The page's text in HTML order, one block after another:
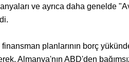
ve ayrıca daha genelde
finansman planlarının borç
Almanya'nın ABD'den